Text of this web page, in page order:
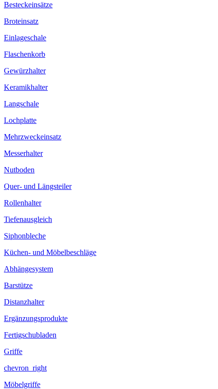
Besteckeinsätze
Broteinsatz
Einlageschale
Flaschenkorb
Gewürzhalter
Keramikhalter
Langschale
Lochplatte
Mehrzweckeinsatz
Messerhalter
Nutboden
Quer- und Längsteiler
Rollenhalter
Tiefenausgleich
Siphonbleche
Küchen- und Möbelbeschläge
Abhängesystem
Barstütze
Distanzhalter
Ergänzungsprodukte
Fertigschubladen
Griffe
chevron_right
Möbelgriffe